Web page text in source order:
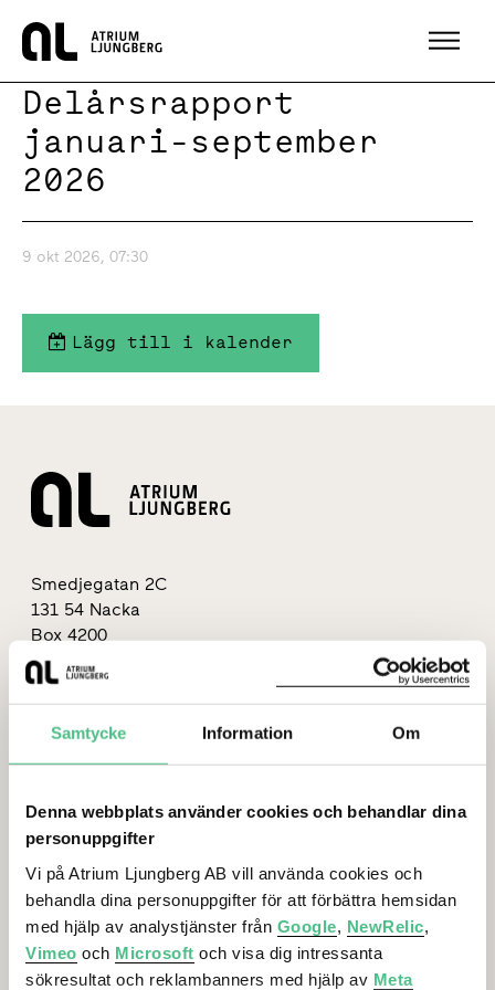
Samtycke Information Om
Denna webbplats använder cookies och behandlar dina
personuppgifter
Vi på Atrium Ljungberg AB vill använda cookies och
behandla dina personuppgifter för att förbättra hemsidan
med hjälp av analystjänster från Google NewRelic
Vimeo och Microsoft och visa dig intressanta
sökresultat och reklambanners med hjälp av Meta
Hem
Delårsrapport
januari-september
2026
9 okt 2026, 07:30
Lägg till i kalender
Smedjegatan 2C
131 54 Nacka
Box 4200
131 04 Nacka
orgnr: 556175-7047
08-615 89 00
info@al.se
Lediga lokaler
Stockholm